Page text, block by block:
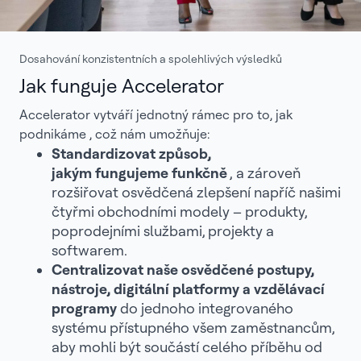
Dosahování konzistentních a spolehlivých výsledků
Jak funguje Accelerator
Accelerator vytváří jednotný rámec pro to, jak
podnikáme , což nám umožňuje:
Standardizovat způsob,
jakým fungujeme funkčně, a zároveň
rozšiřovat osvědčená zlepšení napříč našimi
čtyřmi obchodními modely – produkty,
poprodejními službami, projekty a
softwarem.
Centralizovat naše osvědčené postupy,
nástroje, digitální platformy a vzdělávací
programydo jednoho integrovaného
systému přístupného všem zaměstnancům,
aby mohli být součástí celého příběhu od